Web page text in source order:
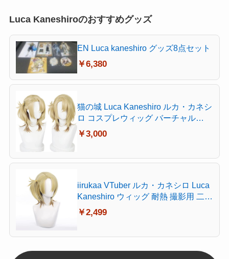
Luca Kaneshiroのおすすめグッズ
EN Luca kaneshiro グッズ8点セット
￥6,380
猫の城 Luca Kaneshiro ルカ・カネシ
ロ コスプレウィッグ バーチャル
YouTuber VTuber 耐熱 かつら アニメ
仮装 コスチューム小物 パーティー
ネット付き
￥3,000
iirukaa VTuber ルカ・カネシロ Luca
Kaneshiro ウィッグ 耐熱 撮影用 二次
元 グッズ イベント コスプレ ハロウ
イン 変装 仮装
￥2,499